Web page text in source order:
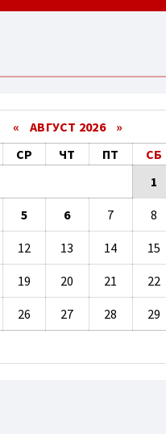
« АВГУСТ 2026 »
СР ЧТ ПТ СБ
1
5 6 7 8
12 13 14 15
19 20 21 22
26 27 28 29